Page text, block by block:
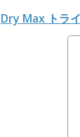
Dry Max トラ